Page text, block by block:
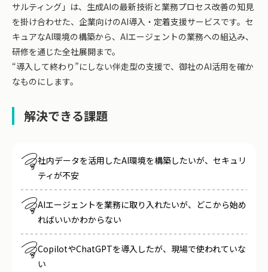
サルティング」は、生成AIの最新技術と業務プロセス改善の知見
を掛け合わせた、企業向けのAI導入・定着支援サービスです。セ
キュアなAI環境の構築から、AIエージェントの業務への組込み、
研修を通じた全社展開まで。
“導入して終わり”にしない伴走型の支援で、御社のAI活用を確か
なものにします。
解決できる課題
社内データを活用したAI環境を構築したいが、セキュリ
ティが不安
AIエージェントを業務に取り入れたいが、どこから始め
ればいいかわからない
CopilotやChatGPTを導入したが、現場で使われていな
い